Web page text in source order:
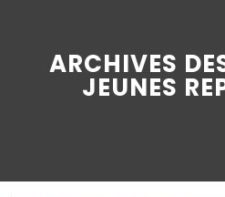
ARCHIVES
JEUNES